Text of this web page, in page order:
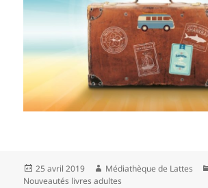
Publié
le
25 avril 2019 Auteur
Médiathèque de Lattes
Nouveautés livres adultes